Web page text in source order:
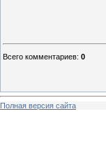
Всего комментариев: 0
Полная версия сайта